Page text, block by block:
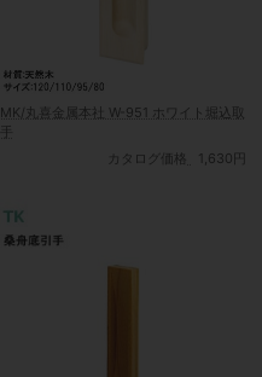
MK/丸喜金属本社 W-951 ホワイト堀込取
手
カタログ価格
1,630円